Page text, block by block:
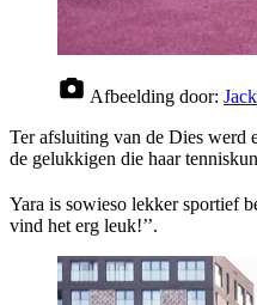
Afbeelding door:
Ter afsluiting van de Dies werd
de gelukkigen die haar
Yara is sowieso lekker sportief
vind het erg leuk!’’.